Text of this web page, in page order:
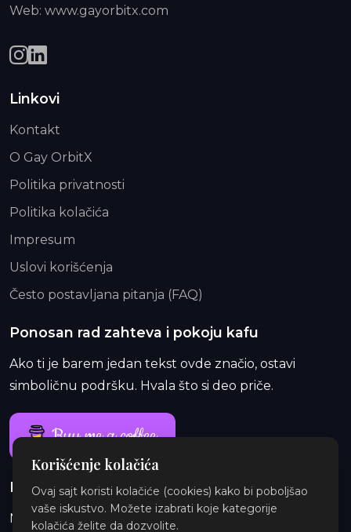
Web: www.gayorbitx.com
Linkovi
Kontakt
O Gay OrbitX
Politika privatnosti
Politika kolačića
Impresum
Uslovi korišćenja
Često postavljana pitanja (FAQ)
Ponosan rad zahteva i pokoju kafu
Ako ti je barem jedan tekst ovde značio, ostavi
simboličnu podršku. Hvala što si deo priče.
Buy me a coffee
Ponosan rad traje i duže od jedne kafe
Na Patreon-u te čekaju ekskluzivne i eksplicitne
Korišćenje kolačića
Ovaj sajt koristi kolačiće (cookies) kako bi poboljšao
vaše iskustvo. Možete izabrati koje kategorije
kolačića želite da dozvolite.